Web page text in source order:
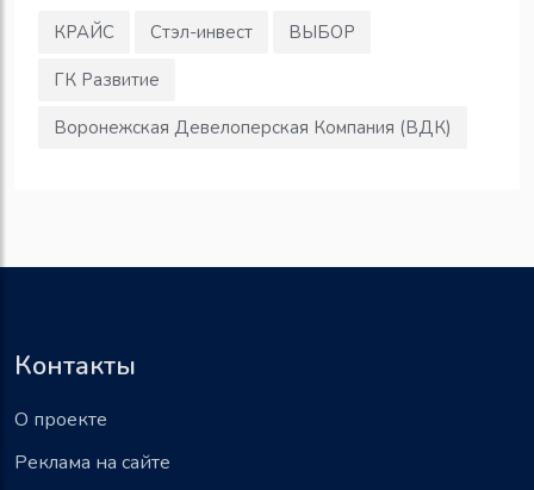
КРАЙС Стэл-инвест
ВЫБОР
ГК Развитие
Воронежская Девелоперская Компания (ВДК)
Контакты
О проекте
Реклама на сайте